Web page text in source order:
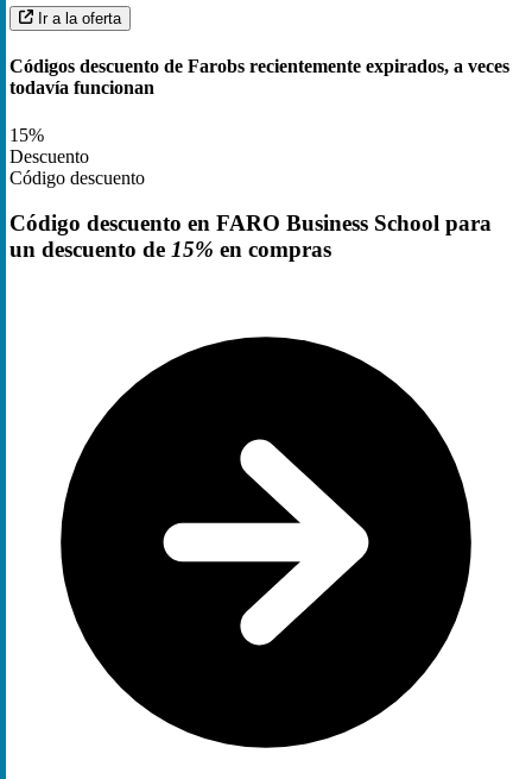
Ir a la oferta
Códigos descuento de Farobs recientemente expirados, a veces
todavía funcionan
15%
Descuento
Código descuento
Código descuento en FARO Business School para
un descuento de 15% en compras